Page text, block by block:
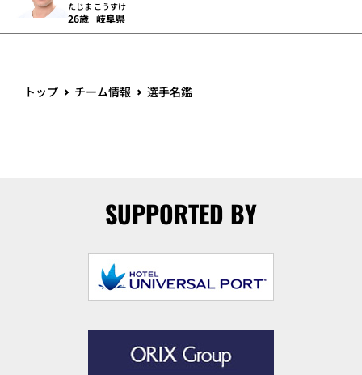
たじま こうすけ
26歳 岐阜県
トップ チーム情報 選手名鑑
SUPPORTED BY